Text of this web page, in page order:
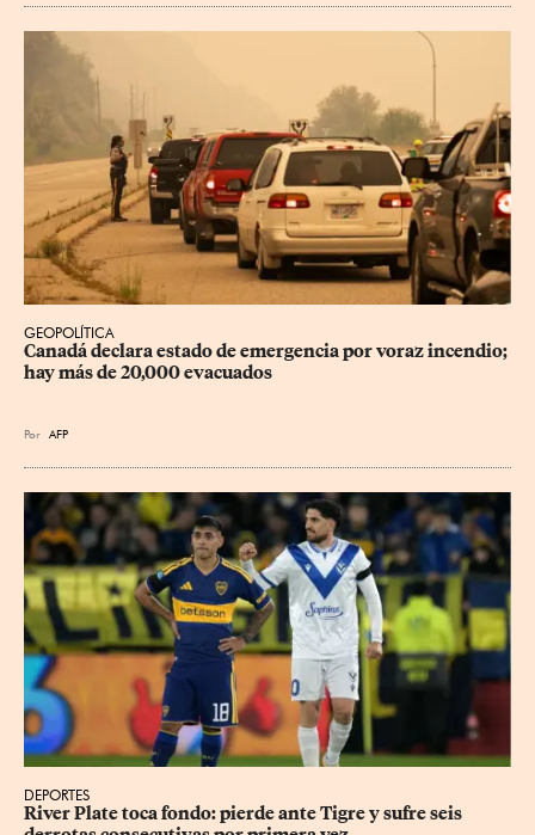
GEOPOLÍTICA
Canadá declara estado de emergencia por voraz incendio;
hay más de 20,000 evacuados
Por AFP
DEPORTES
River Plate toca fondo: pierde ante Tigre y sufre seis